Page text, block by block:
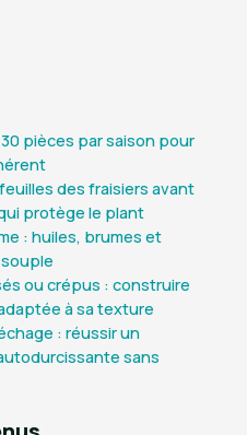
pièces par saison pour
des fraisiers avant
protège le plant
: huiles, brumes et
ou crépus : construire
à sa texture
: réussir un
sans